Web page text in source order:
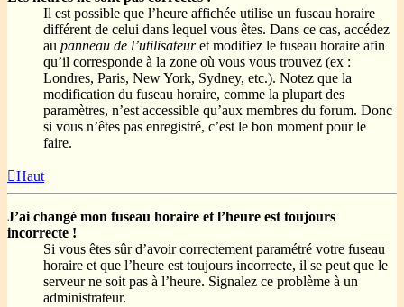
Il est possible que l’heure affichée utilise un fuseau horaire
différent de celui dans lequel vous êtes. Dans ce cas, accédez
au panneau de l’utilisateuret modifiez le fuseau horaire afin
qu’il corresponde à la zone où vous vous trouvez (ex :
Londres, Paris, New York, Sydney, etc.). Notez que la
modification du fuseau horaire, comme la plupart des
paramètres, n’est accessible qu’aux membres du forum. Donc
si vous n’êtes pas enregistré, c’est le bon moment pour le
faire.
Haut
J’ai changé mon fuseau horaire et l’heure est toujours
incorrecte !
Si vous êtes sûr d’avoir correctement paramétré votre fuseau
horaire et que l’heure est toujours incorrecte, il se peut que le
serveur ne soit pas à l’heure. Signalez ce problème à un
administrateur.